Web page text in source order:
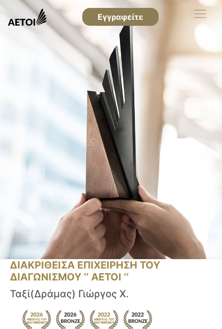
Εγγραφείτε
ΔΙΑΚΡΙΘΕΙΣΑ ΕΠΙΧΕΙΡΗΣΗ ΤΟΥ
ΔΙΑΓΩΝΙΣΜΟΥ ‘’ ΑΕΤΟΙ ‘’
Ταξί(Δράμας) Γιώργος Χ.